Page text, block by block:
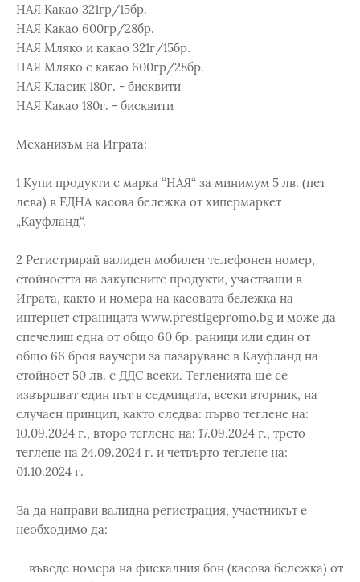
НАЯ Какао 321гр/15бр.
НАЯ Какао 600гр/28бр.
НАЯ Мляко и какао 321г/15бр.
НАЯ Мляко с какао 600гр/28бр.
НАЯ Класик 180г. - бисквити
НАЯ Какао 180г. - бисквити
Механизъм на Играта:
1 Купи продукти с марка ‘‘НАЯ‘‘ за минимум 5 лв. (пет
лева) в ЕДНА касова бележка от хипермаркет
„Кауфланд“.
2 Регистрирай валиден мобилен телефонен номер,
стойността на закупените продукти, участващи в
Играта, както и номера на касовата бележка на
интернет страницата www.prestigepromo.bg и може да
спечелиш една от общо 60 бр. раници или един от
общо 66 броя ваучери за пазаруване в Кауфланд на
стойност 50 лв. с ДДС всеки. Тегленията ще се
извършват един път в седмицата, всеки вторник, на
случаен принцип, както следва: първо теглене на:
10.09.2024 г., второ теглене на: 17.09.2024 г., трето
теглене на 24.09.2024 г. и четвърто теглене на:
01.10.2024 г.
За да направи валидна регистрация, участникът е
необходимо да:
въведе номера на фискалния бон (касова бележка) от